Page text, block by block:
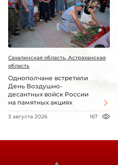
Сахалинская область, Астраханская
область
Однополчане встретили
День Воздушно-
десантных войск России
на памятных акциях
3 августа 2026 167